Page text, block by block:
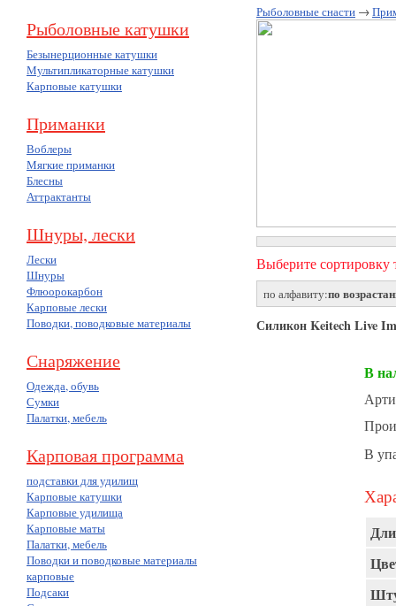
Рыболовные катушки
Безынерционные катушки
Мультипликаторные катушки
Карповые катушки
Приманки
Воблеры
Мягкие приманки
Блесны
Аттрактанты
Шнуры, лески
Лески
Шнуры
Флюорокарбон
Карповые лески
Поводки, поводковые материалы
Снаряжение
Одежда, обувь
Сумки
Палатки, мебель
Карповая программа
подставки для удилищ
Карповые катушки
Карповые удилища
Карповые маты
Палатки, мебель
Поводки и поводковые материалы
карповые
Подсаки
Рыболовные снасти →
Выберите сортировку
по алфавиту:по
Силикон Keitech Live
В
В